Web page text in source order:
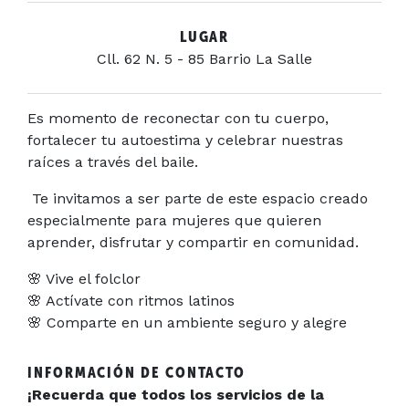
LUGAR
Cll. 62 N. 5 - 85 Barrio La Salle
Es momento de reconectar con tu cuerpo,
fortalecer tu autoestima y celebrar nuestras
raíces a través del baile.
Te invitamos a ser parte de este espacio creado
especialmente para mujeres que quieren
aprender, disfrutar y compartir en comunidad.
🌸 Vive el folclor
🌸 Actívate con ritmos latinos
🌸 Comparte en un ambiente seguro y alegre
INFORMACIÓN DE CONTACTO
¡Recuerda que todos los servicios de la